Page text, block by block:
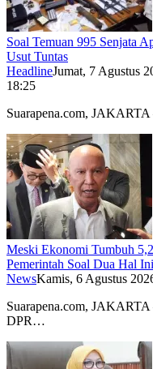
Soal Temuan 995 Senjata
Usut Tuntas
HeadlineJumat, 7 Agustus
18:25
Suarapena.com,
Meski Ekonomi Tumbuh
Pemerintah Soal Dua Hal Ini
NewsKamis, 6 Agustus
Suarapena.com,
DPR…